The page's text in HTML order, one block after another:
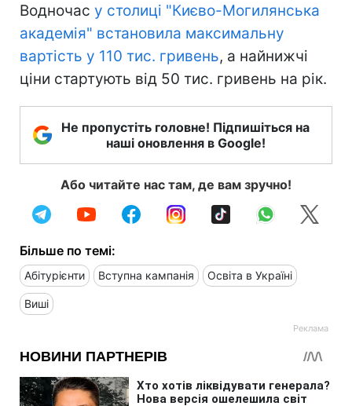
Водночас у столиці "Києво-Могилянська
академія" встановила максимальну
вартість у 110 тис. гривень, а найнижчі
ціни стартують від 50 тис. гривень на рік.
Не пропустіть головне! Підпишіться на
наші оновлення в Google!
Або читайте нас там, де вам зручно!
Більше по темі:
Абітурієнти Вступна кампанія Освіта в Україні
Виші